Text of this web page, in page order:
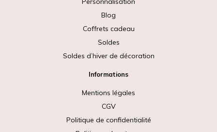
Blog
Coffrets cadeau
Soldes
Soldes d’hiver de décoration
Informations
Mentions légales
CGV
Politique de confidentialité